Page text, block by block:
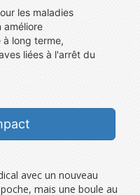
les maladies
améliore
long terme,
liées à l'arrêt du
avec un nouveau
mais une boule au